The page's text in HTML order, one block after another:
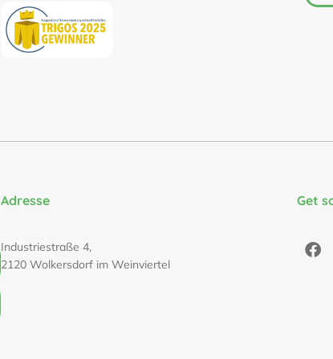
Adresse
Industriestraße 4,
2120 Wolkersdorf im Weinviertel
Get